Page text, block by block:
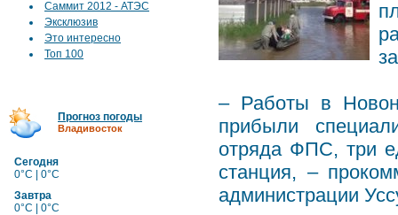
Саммит 2012 - АТЭС
Эксклюзив
Это интересно
Топ 100
Прогноз погоды
Владивосток
Сегодня
0°C | 0°C
Завтра
0°C | 0°C
– Работы в
прибыли
отряда ФПС, три
станция, –
администрации